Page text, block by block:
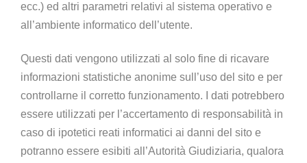
ecc.) ed altri parametri relativi al sistema operativo e
all’ambiente informatico dell’utente.
Questi dati vengono utilizzati al solo fine di ricavare
informazioni statistiche anonime sull’uso del sito e per
controllarne il corretto funzionamento. I dati potrebbero
essere utilizzati per l’accertamento di responsabilità in
caso di ipotetici reati informatici ai danni del sito e
potranno essere esibiti all’Autorità Giudiziaria, qualora